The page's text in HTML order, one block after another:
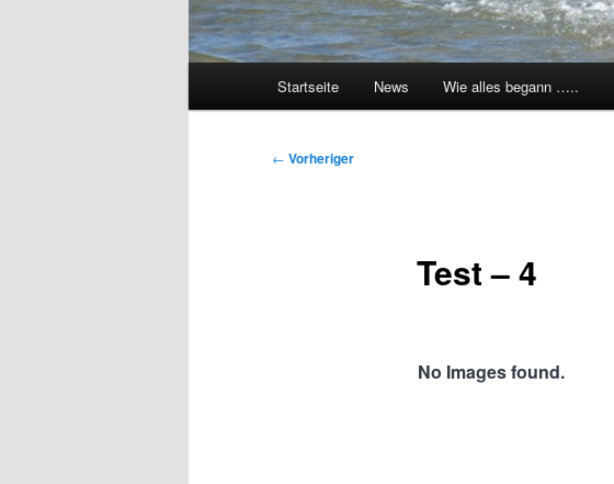
Startseite News Wie alles begann …..
Beitragsnavigation
← Vorheriger
Test – 4
No Images found.